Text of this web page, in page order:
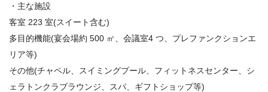
・主な施設
客室 223 室(スイート含む)
多目的機能(宴会場約 500 ㎡、会議室4 つ、プレファンクションエ
リア等)
その他(チャペル、スイミングプール、フィットネスセンター、シ
ェラトンクラブラウンジ、スパ、ギフトショップ等)